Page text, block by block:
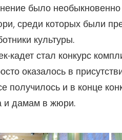
было
среди которых были
культуры.
стал конкурс
оказалось в
получилось и в конце
и дамам в жюри.